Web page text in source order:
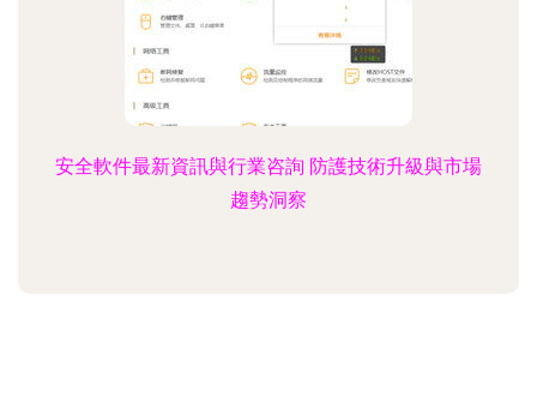
安全軟件最新資訊與行業咨詢 防護技術升級與市場
趨勢洞察